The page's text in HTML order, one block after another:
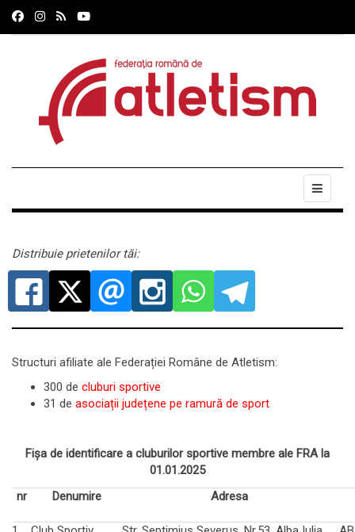
Distribuie prietenilor tăi:
Structuri afiliate ale Federației Române de Atletism:
300 de cluburi sportive
31 de asociații județene pe ramură de sport
Fișa de identificare a cluburilor sportive membre ale FRA la
01.01.2025
nr
Denumire Adresa